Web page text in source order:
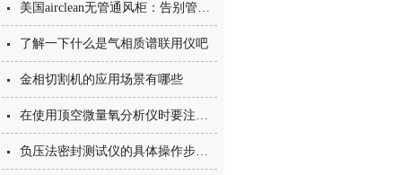
美国airclean无管通风柜：告别管道，实验室通风的新方案
了解一下什么是气相质谱联用仪吧
金相切割机的应用场景有哪些
在使用顶空微量氧分析仪时要注意这几点
负压法密封测试仪的具体操作步骤介绍